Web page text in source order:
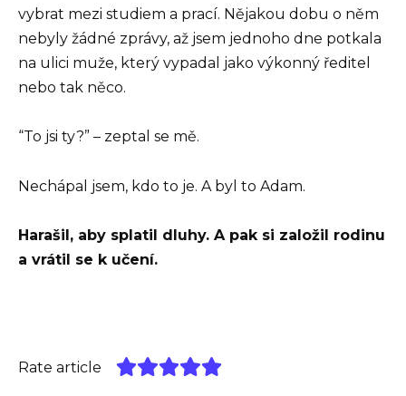
vybrat mezi studiem a prací. Nějakou dobu o něm
nebyly žádné zprávy, až jsem jednoho dne potkala
na ulici muže, který vypadal jako výkonný ředitel
nebo tak něco.
“To jsi ty?” – zeptal se mě.
Nechápal jsem, kdo to je. A byl to Adam.
Harašil, aby splatil dluhy. A pak si založil rodinu
a vrátil se k učení.
Rate article